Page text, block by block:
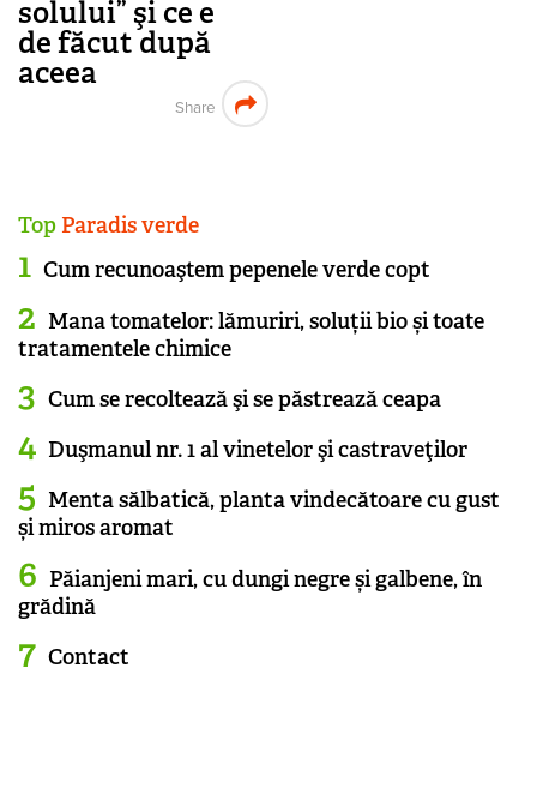
solului” şi ce e
de făcut după
aceea
Share
Top Paradis verde
Cum recunoaştem pepenele verde copt
Mana tomatelor: lămuriri, soluții bio și toate
tratamentele chimice
Cum se recoltează şi se păstrează ceapa
Duşmanul nr. 1 al vinetelor şi castraveţilor
Menta sălbatică, planta vindecătoare cu gust
și miros aromat
Păianjeni mari, cu dungi negre și galbene, în
grădină
Contact